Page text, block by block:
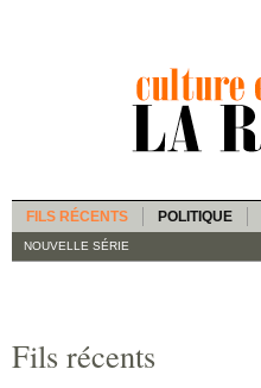
FILS RÉCENTS POLITIQUE
NOUVELLE SÉRIE
Fils récents